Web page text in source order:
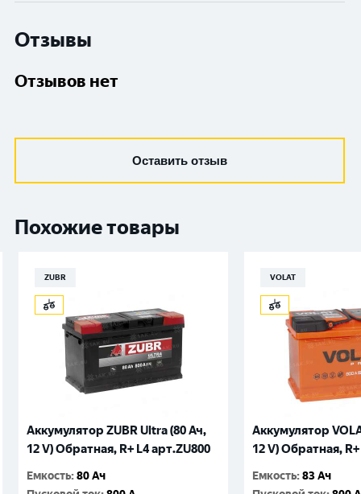
Отзывы
Отзывов нет
Оставить отзыв
Похожие товары
ZUBR
Аккумулятор ZUBR Ultra (80 Ач,
12 V) Обратная, R+ L4 арт.ZU800
Емкость:80 Ач
VOLAT
Аккумулятор
12 V) Обратная,
Емкость:83 Ач